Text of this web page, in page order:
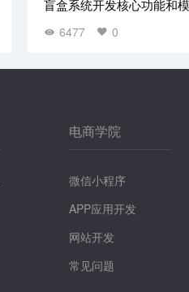
盲盒系统开发核心功能和
6477 0
电商学院
微信小程序
APP应用开发
网站开发
常见问题